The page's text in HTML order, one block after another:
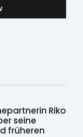
Riko
seine
früheren